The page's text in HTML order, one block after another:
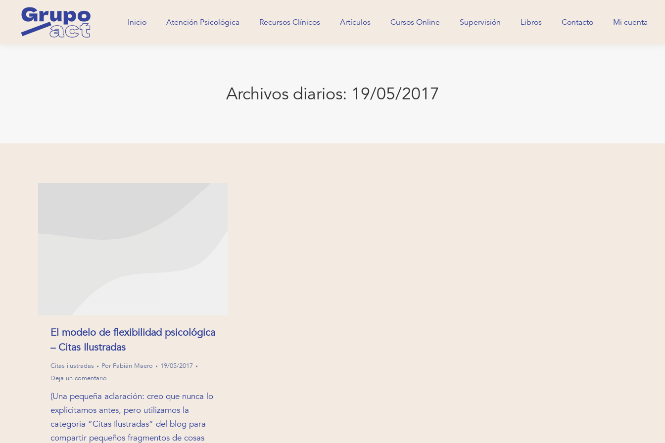
Inicio Atención Psicológica Recursos Clínicos Artículos Cursos Online Supervisión Libros Contacto Mi cuenta
Archivos diarios: 19/05/2017
El modelo de flexibilidad psicológica
– Citas Ilustradas
Citas ilustradas Por Fabián Maero
19/05/2017
Deja un comentario
(Una pequeña aclaración: creo que nunca lo
explicitamos antes, pero utilizamos la
categoría “Citas Ilustradas” del blog para
compartir pequeños fragmentos de cosas